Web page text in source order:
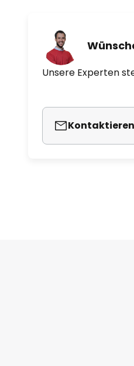
Unsere Experten
Kontaktieren